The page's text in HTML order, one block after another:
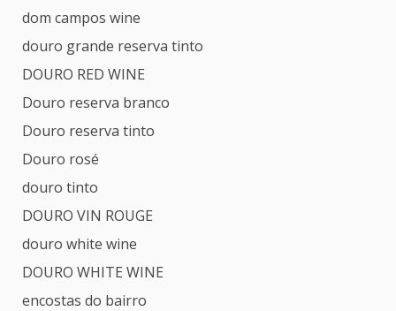
dom campos wine
douro grande reserva tinto
DOURO RED WINE
Douro reserva branco
Douro reserva tinto
Douro rosé
douro tinto
DOURO VIN ROUGE
douro white wine
DOURO WHITE WINE
encostas do bairro